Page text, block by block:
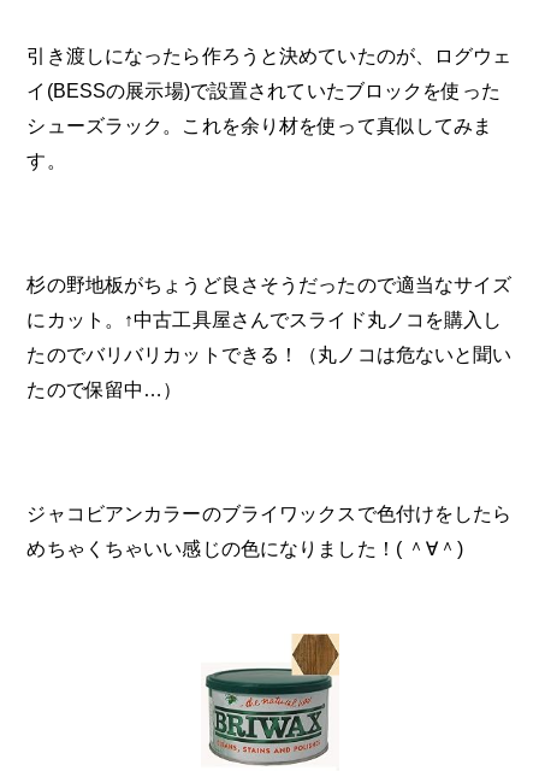
引き渡しになったら作ろうと決めていたのが、ログウェ
イ(BESSの展示場)で設置されていたブロックを使った
シューズラック。これを余り材を使って真似してみま
す。
杉の野地板がちょうど良さそうだったので適当なサイズ
にカット。↑中古工具屋さんでスライド丸ノコを購入し
たのでバリバリカットできる！（丸ノコは危ないと聞い
たので保留中…）
ジャコビアンカラーのブライワックスで色付けをしたら
めちゃくちゃいい感じの色になりました！( ＾∀＾)